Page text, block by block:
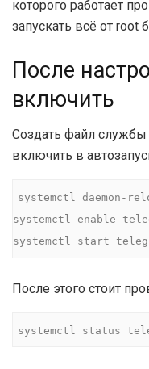
которого работает
запускать всё от root
После
включить
Создать файл службы
включить в
systemctl daemon-
systemctl enable
systemctl start
После этого стоит
systemctl status